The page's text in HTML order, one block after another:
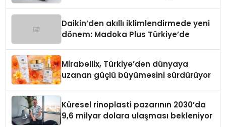
Daikin’den akıllı iklimlendirmede yeni
dönem: Madoka Plus Türkiye’de
Mirabellix, Türkiye’den dünyaya
uzanan güçlü büyümesini sürdürüyor
Küresel rinoplasti pazarının 2030’da
9,6 milyar dolara ulaşması bekleniyor